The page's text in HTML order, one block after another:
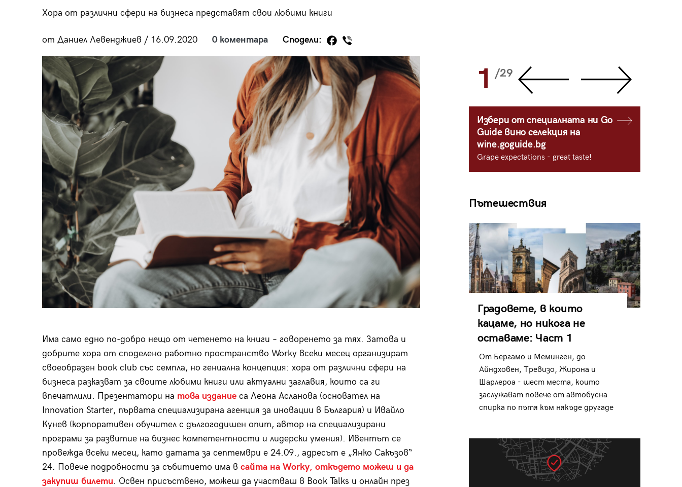
Хора от различни сфери на бизнеса представят свои любими книги
от Даниел Левенджиев / 16.09.2020 0 коментара Сподели:
Има само едно по-добро нещо от четенето на книги – говоренето за тях. Затова и
добрите хора от споделено работно пространство Worky всеки месец организират
своеобразен book club със семпла, но гениална концепция: хора от различни сфери на
бизнеса разказват за своите любими книги или актуални заглавия, които са ги
впечатлили. Презентатори на това изданиеса Леона Асланова (основател на
Innovation Starter, първата специализирана агенция за иновации в България) и Ивайло
Кунев (корпоративен обучител с дългогодишен опит, автор на специализирани
програми за развитие на бизнес компетентности и лидерски умения). Ивентът се
провежда всеки месец, като датата за септември е 24.09., адресът е „Янко Сакъзов“
24. Повече подробности за събитието има в сайта на Worky, откъдето можеш и да
закупиш билети. Освен присъствено, можеш да участваш в Book Talks и онлайн през
28/29 29/29 1 /29
Избери от специалната ни Go
Guide вино селекция на
wine.goguide.bg
Grape expectations - great taste!
Пътешествия
Градовете, в които
кацаме, но никога не
оставаме: Част 1
От Бергамо и Меминген, до
Айндховен, Тревизо, Жирона и
Шарлероа - шест места, които
заслужават повече от автобусна
спирка по пътя към някъде другаде